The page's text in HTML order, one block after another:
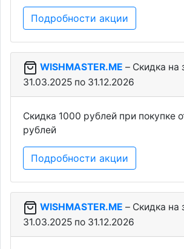
Подробности акции
WISHMASTER.ME – Скидка на
31.03.2025 по 31.12.2026
Скидка 1000 рублей при покупке
рублей
Подробности акции
WISHMASTER.ME – Скидка на
31.03.2025 по 31.12.2026